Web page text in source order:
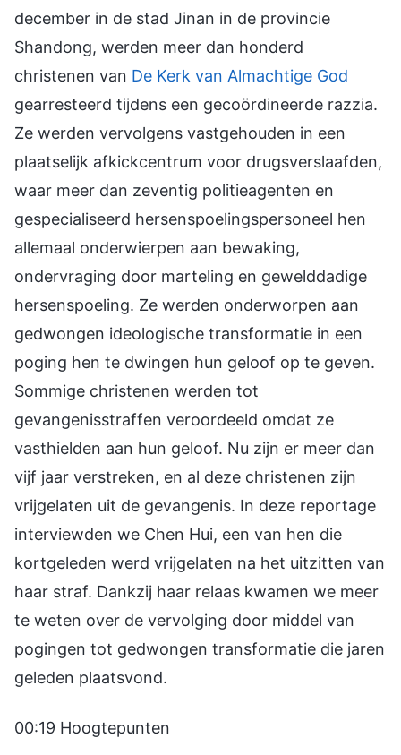
december in de stad Jinan in de provincie
Shandong, werden meer dan honderd
christenen van De Kerk van Almachtige God
gearresteerd tijdens een gecoördineerde razzia.
Ze werden vervolgens vastgehouden in een
plaatselijk afkickcentrum voor drugsverslaafden,
waar meer dan zeventig politieagenten en
gespecialiseerd hersenspoelingspersoneel hen
allemaal onderwierpen aan bewaking,
ondervraging door marteling en gewelddadige
hersenspoeling. Ze werden onderworpen aan
gedwongen ideologische transformatie in een
poging hen te dwingen hun geloof op te geven.
Sommige christenen werden tot
gevangenisstraffen veroordeeld omdat ze
vasthielden aan hun geloof. Nu zijn er meer dan
vijf jaar verstreken, en al deze christenen zijn
vrijgelaten uit de gevangenis. In deze reportage
interviewden we Chen Hui, een van hen die
kortgeleden werd vrijgelaten na het uitzitten van
haar straf. Dankzij haar relaas kwamen we meer
te weten over de vervolging door middel van
pogingen tot gedwongen transformatie die jaren
geleden plaatsvond.
00:19 Hoogtepunten